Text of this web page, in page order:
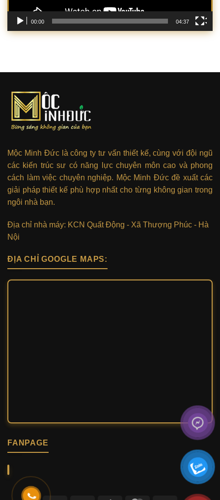
00:00 04:37
Mộc Minh Đức là công ty tư vấn thiết kế, cùng với đội ngũ
các kiến trúc sư có năng lực chuyên môn cao và phong
cách làm việc chuyên nghiệp. Mộc Minh Đức đề xuất các
giải pháp thiết kế phù hợp nhất cho từng không gian trong
ngôi nhà bạn.
Địa chỉ nhà máy: KCN Quất Động - Xã Thượng Phúc - Hà
Nội
ĐỊA CHỈ GOOGLE MAPS:
FANPAGE